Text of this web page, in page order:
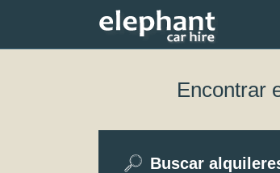
Encontrar
Buscar